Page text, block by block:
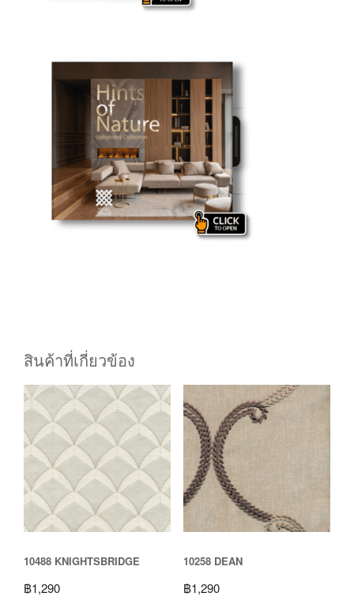
สินค้าที่เกี่ยวข้อง
10488 KNIGHTSBRIDGE
฿1,290
10258 DEAN
฿1,290